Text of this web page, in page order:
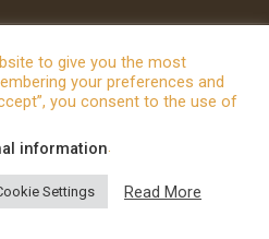
group | All Rights Reserved |
to give you the most
your preferences and
you consent to the use of
information.
Settings Read More